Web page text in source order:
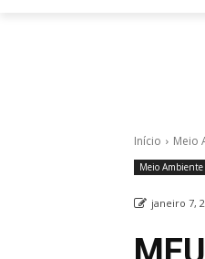
Início Meio
Meio Ambiente
janeiro 7,